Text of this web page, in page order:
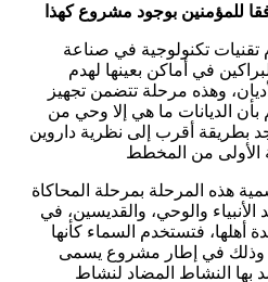
للمؤمنين بوجود مشروع كهذا
تقنيات تكنولوجية في صناعة
في أماكن بعينها لهدم
وهذه مرحلة تتضمن تجهيز
بأن الديانات ما هي إلا وحي من
بطريقة أقرب إلى نظرية داروين
الأولى من المخطط
هذه المرحلة بمرحلة المحاكاة
والوحي، والقديسين، في
أهلها، فتستخدم السماء كأنها
في إطار مشروع يسمى
بها النشاط المضاد لنشاط